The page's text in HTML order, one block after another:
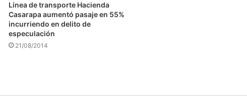
Línea de transporte Hacienda
Casarapa aumentó pasaje en 55%
incurriendo en delito de
especulación
21/08/2014